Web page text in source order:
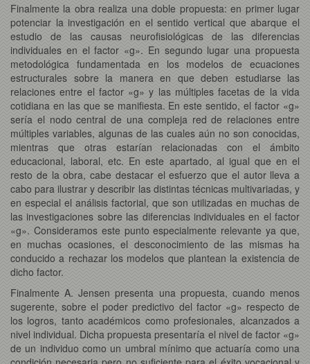
Finalmente la obra realiza una doble propuesta: en primer lugar
potenciar la investigación en el sentido vertical que abarque el
estudio de las causas neurofisiológicas de las diferencias
individuales en el factor «g». En segundo lugar una propuesta
metodológica fundamentada en los modelos de ecuaciones
estructurales sobre la manera en que deben estudiarse las
relaciones entre el factor «g» y las múltiples facetas de la vida
cotidiana en las que se manifiesta. En este sentido, el factor «g»
sería el nodo central de una compleja red de relaciones entre
múltiples variables, algunas de las cuales aún no son conocidas,
mientras que otras estarían relacionadas con el ámbito
educacional, laboral, etc. En este apartado, al igual que en el
resto de la obra, cabe destacar el esfuerzo que el autor lleva a
cabo para ilustrar y describir las distintas técnicas multivariadas, y
en especial el análisis factorial, que son utilizadas en muchas de
las investigaciones sobre las diferencias individuales en el factor
«g». Consideramos este punto especialmente relevante ya que,
en muchas ocasiones, el desconocimiento de las mismas ha
conducido a rechazar los modelos que plantean la existencia de
dicho factor.
Finalmente A. Jensen presenta una propuesta, cuando menos
sugerente, sobre el poder predictivo del factor «g» respecto de
los logros, tanto académicos como profesionales, alcanzados a
nivel individual. Dicha propuesta presentaría el nivel de factor «g»
de un individuo como un umbral mínimo que actuaría como una